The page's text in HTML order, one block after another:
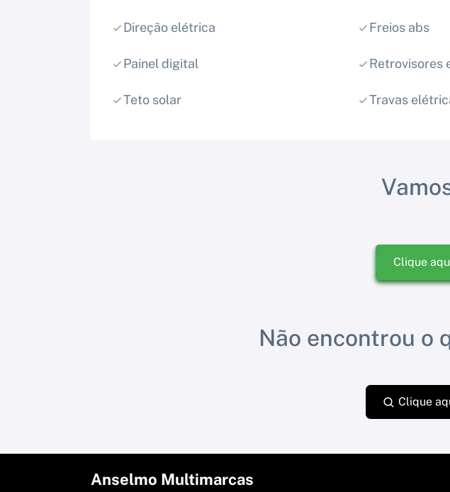
Direção elétrica Freios abs
Painel digital Retrovisores
Teto solar Travas
Clique
Não encontrou o
Clique
Anselmo Multimarcas